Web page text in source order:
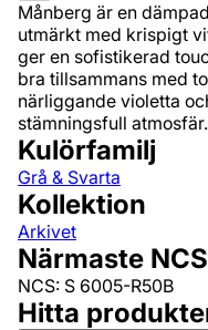
Månberg är en
utmärkt med krispigt
ger en sofistikerad
bra tillsammans med
närliggande violetta
stämningsfull atmosfär.
Kulörfamilj
Grå & Svarta
Kollektion
Arkivet
Närmaste NCS
NCS: S 6005-R50B
Hitta